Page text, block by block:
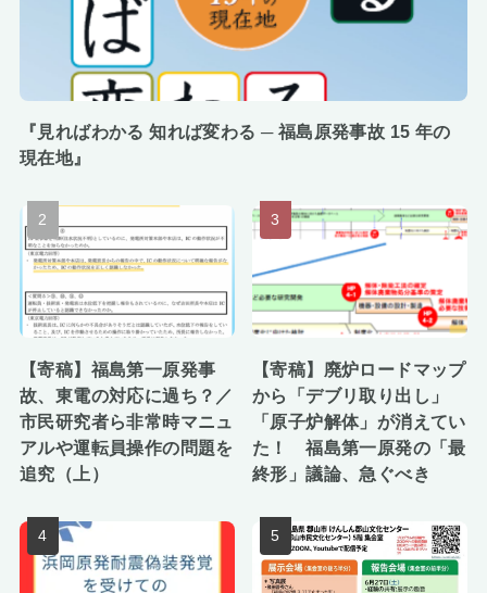
『見ればわかる 知れば変わる ─ 福島原発事故 15 年の
現在地』
【寄稿】福島第一原発事
故、東電の対応に過ち？／
市民研究者ら非常時マニュ
アルや運転員操作の問題を
追究（上）
【寄稿】廃炉ロードマップ
から「デブリ取り出し」
「原子炉解体」が消えてい
た！ 福島第一原発の「最
終形」議論、急ぐべき